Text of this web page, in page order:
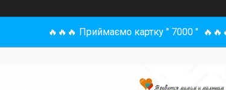
🔥🔥🔥 Приймаємо картку " 7000 "